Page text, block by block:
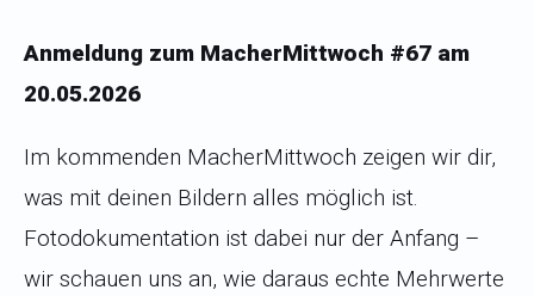
Anmeldung zum MacherMittwoch #67 am
20.05.2026
Im kommenden MacherMittwoch zeigen wir dir,
was mit deinen Bildern alles möglich ist.
Fotodokumentation ist dabei nur der Anfang –
wir schauen uns an, wie daraus echte Mehrwerte